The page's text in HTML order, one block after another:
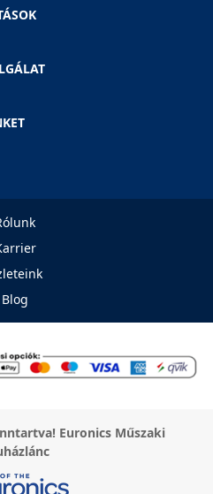
Blog
Euronics Műszaki